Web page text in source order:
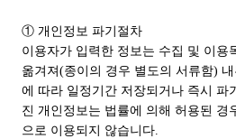
① 개인정보 파기절차
이용자가 입력한 정보는 수집 및 이용
옮겨져(종이의 경우 별도의 서류함)
에 따라 일정기간 저장되거나 즉시 파
진 개인정보는 법률에 의해 허용된 경
으로 이용되지 않습니다.